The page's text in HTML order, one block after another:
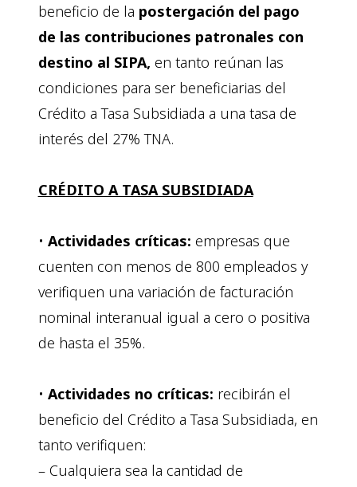
beneficio de la postergación del pago
de las contribuciones patronales con
destino al SIPA, en tanto reúnan las
condiciones para ser beneficiarias del
Crédito a Tasa Subsidiada a una tasa de
interés del 27% TNA.
CRÉDITO A TASA SUBSIDIADA
• Actividades críticas: empresas que
cuenten con menos de 800 empleados y
verifiquen una variación de facturación
nominal interanual igual a cero o positiva
de hasta el 35%.
• Actividades no críticas: recibirán el
beneficio del Crédito a Tasa Subsidiada, en
tanto verifiquen:
– Cualquiera sea la cantidad de